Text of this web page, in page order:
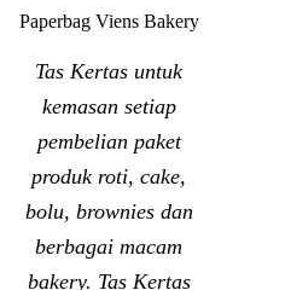
Paperbag Viens Bakery
Tas Kertas untuk
kemasan setiap
pembelian paket
produk roti, cake,
bolu, brownies dan
berbagai macam
bakery. Tas Kertas